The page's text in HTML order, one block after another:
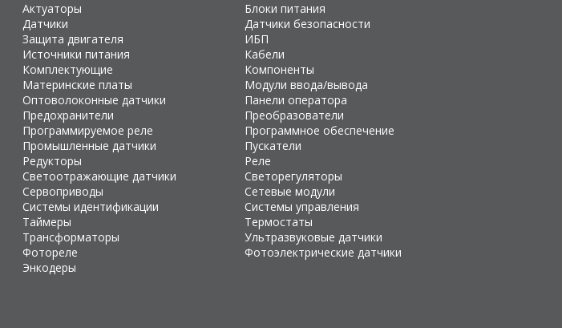
Актуаторы
Блоки питания
Датчики
Датчики безопасности
Защита двигателя
ИБП
Источники питания
Кабели
Комплектующие
Компоненты
Материнские платы
Модули ввода/вывода
Оптоволоконные датчики
Панели оператора
Предохранители
Преобразователи
Программируемое реле
Программное обеспечение
Промышленные датчики
Пускатели
Редукторы
Реле
Светоотражающие датчики
Светорегуляторы
Сервоприводы
Сетевые модули
Системы идентификации
Системы управления
Таймеры
Термостаты
Трансформаторы
Ультразвуковые датчики
Фотореле
Фотоэлектрические датчики
Энкодеры